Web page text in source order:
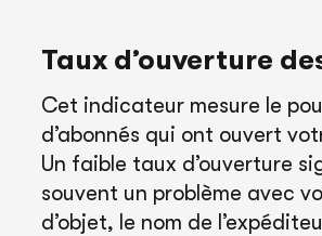
Taux d’ouverture
Cet indicateur mesure le
d’abonnés qui ont ouvert
Un faible taux d’ouverture
souvent un problème avec
d’objet, le nom de